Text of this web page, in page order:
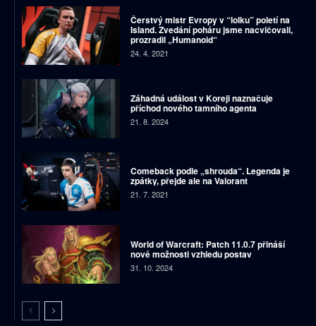
Čerstvý mistr Evropy v “lolku” poletí na
Island. Zvedání poháru jsme nacvičovali,
prozradil „Humanoid“
24. 4. 2021
Záhadná událost v Koreji naznačuje
příchod nového tamního agenta
21. 8. 2024
Comeback podle „shrouda“. Legenda je
zpátky, přejde ale na Valorant
21. 7. 2021
World of Warcraft: Patch 11.0.7 přináší
nové možnosti vzhledu postav
31. 10. 2024